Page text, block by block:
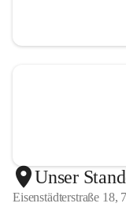
Unser
Eisenstädterstraße